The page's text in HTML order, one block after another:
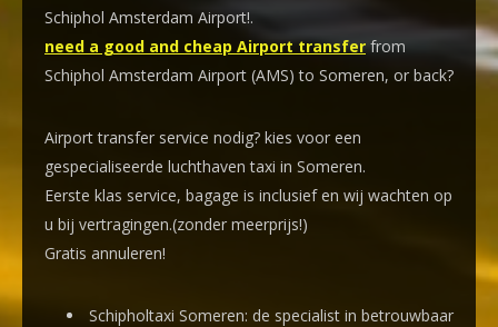
Schiphol Amsterdam Airport!.
need a good and cheap Airport transferfrom
Schiphol Amsterdam Airport (AMS) to Someren, or back?
Airport transfer service nodig? kies voor een
gespecialiseerde luchthaven taxi in Someren.
Eerste klas service, bagage is inclusief en wij wachten op
u bij vertragingen.(zonder meerprijs!)
Gratis annuleren!
Schipholtaxi Someren: de specialist in betrouwbaar